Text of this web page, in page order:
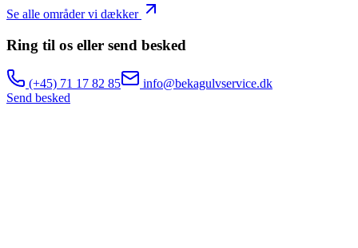
Se alle områder vi dækker
Ring til os eller send besked
(+45) 71 17 82 85
info@bekagulvservice.dk
Send besked